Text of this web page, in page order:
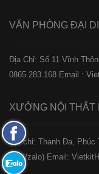
VĂN PHÒNG ĐẠI
Địa Chỉ: Số 11 Vĩnh
0865.283.168 Email :
XƯỞNG NỘI THẤT
️Địa chỉ: Thanh Đa, Phúc
(Call/zalo) Email:
Fanpage
Facebook
Zalo: